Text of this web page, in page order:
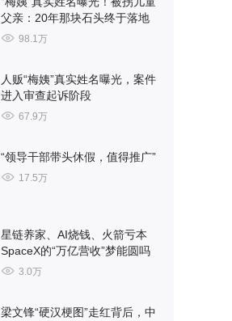
父亲：20年那块石头终于落地
98.1万
人贩“梅姨”真实姓名曝光，案件
进入审查起诉阶段
67.9万
“领导干部带头休假，值得推广”
17.5万
星链养家、AI烧钱、火箭亏本
SpaceX的“万亿营收”梦能圆吗
3.0万
梁文锋“硬汉梗图”走红背后，中